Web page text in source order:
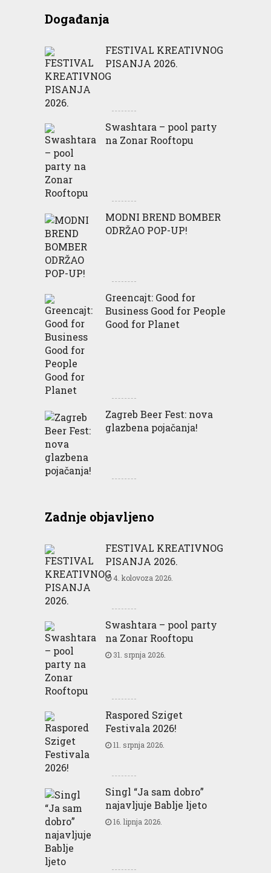
Događanja
FESTIVAL KREATIVNOG
PISANJA 2026.
Swashtara – pool party
na Zonar Rooftopu
MODNI BREND BOMBER
ODRŽAO POP-UP!
Greencajt: Good for
Business Good for People
Good for Planet
Zagreb Beer Fest: nova
glazbena pojačanja!
Zadnje objavljeno
FESTIVAL KREATIVNOG
PISANJA 2026.
4. kolovoza 2026.
Swashtara – pool party
na Zonar Rooftopu
31. srpnja 2026.
Raspored Sziget
Festivala 2026!
11. srpnja 2026.
Singl “Ja sam dobro”
najavljuje Bablje ljeto
16. lipnja 2026.